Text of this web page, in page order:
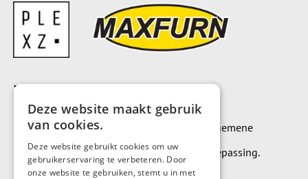
Voorwaarden
Op alle leveringen en diensten zijn onze algemene
leverings- en betalingsvoorwaarden van toepassing.
Deze website maakt gebruik
van cookies.
Deze website gebruikt cookies om uw
gebruikerservaring te verbeteren. Door
onze website te gebruiken, stemt u in met